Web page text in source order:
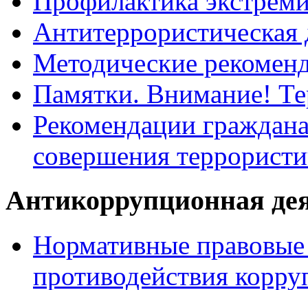
Антитеррористическая
Методические
Памятки. Внимание!
Рекомендации
совершения
Антикоррупционная
Нормативные
противодействия